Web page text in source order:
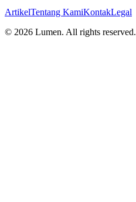
ArtikelTentang KamiKontakLegal
© 2026 Lumen. All rights reserved.